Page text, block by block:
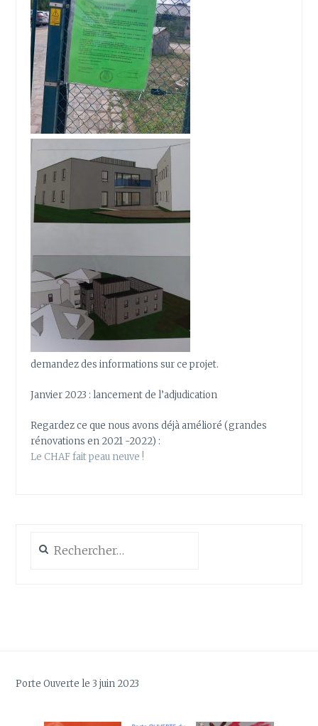
demandez des informations sur ce projet.
Janvier 2023 : lancement de l’adjudication
Regardez ce que nous avons déjà amélioré (grandes
rénovations en 2021 -2022) :
Le CHAF fait peau neuve !
Porte Ouverte le 3 juin 2023